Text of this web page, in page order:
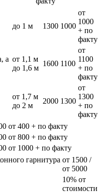
а
до 1 м 1300 1000
от
1000
+ по
факту
от 1,1 м
до 1,6 м
1600 1100
от
1100
+ по
факту
от 1,7 м
до 2 м
2000 1300
от
1300
+ по
факту
от 400 + по факту
от 800 + по факту
от 1000 + по факту
гарнитура от 1500 /
от 5000
10% от
стоимости